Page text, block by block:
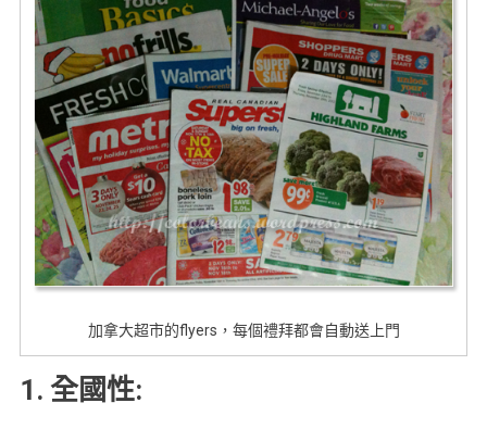
加拿大超市的flyers，每個禮拜都會自動送上門
1. 全國性: